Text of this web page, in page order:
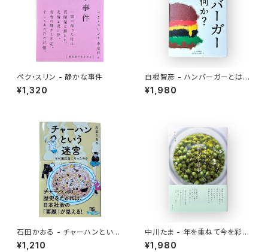
ペク・スリン - 静かな事件
¥1,320
白根智彦 - ハンバーガーとは何
か？
¥1,980
石田かおる - チャーハンという
迷宮 なぜ国民食になったのか
¥1,210
中川たま - 年を重ねて今を彩る
暦の手仕事
¥1,980